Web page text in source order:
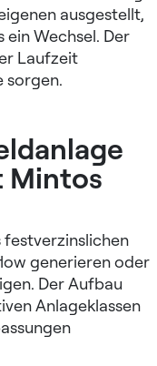
ausgestellt,
Wechsel. Der
Laufzeit
sorgen.
Mintos
generieren oder
Der Aufbau
Anlageklassen